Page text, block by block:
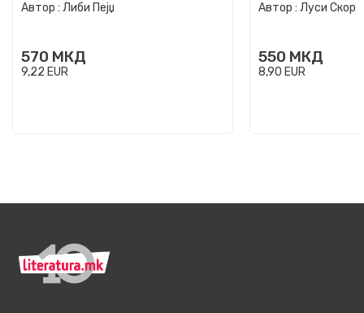
Автор : Либи Пејџ
570 МКД
9,22 EUR
Автор : Луси Скор
550 МКД
8,90 EUR